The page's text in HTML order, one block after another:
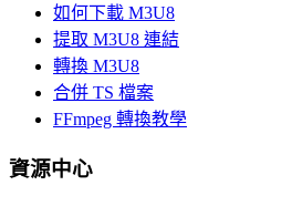
如何下載 M3U8
提取 M3U8 連結
轉換 M3U8
合併 TS 檔案
FFmpeg 轉換教學
資源中心